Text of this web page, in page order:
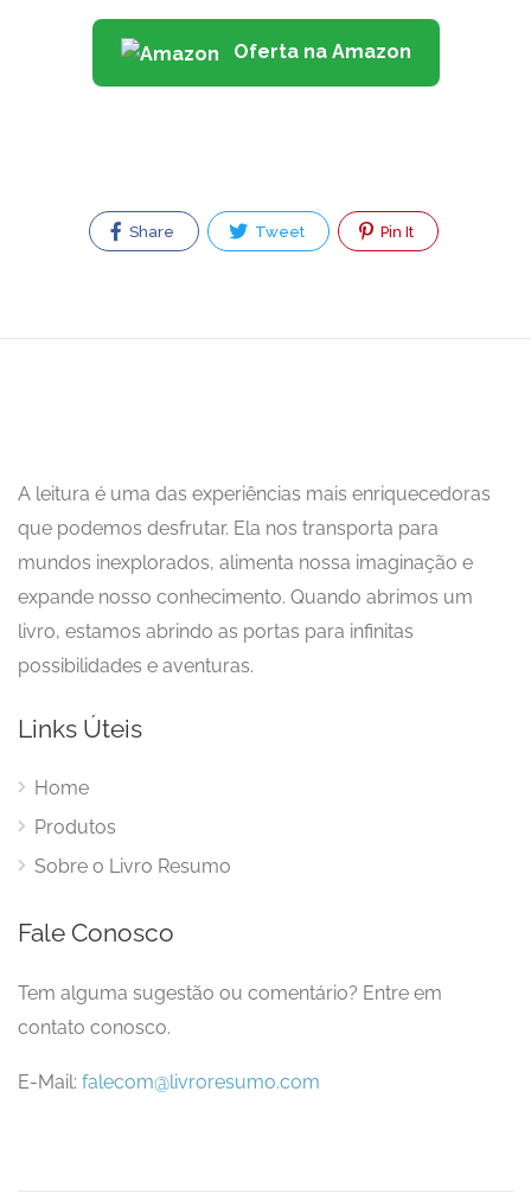
Oferta na Amazon
Share Tweet Pin It
A leitura é uma das experiências mais enriquecedoras
que podemos desfrutar. Ela nos transporta para
mundos inexplorados, alimenta nossa imaginação e
expande nosso conhecimento. Quando abrimos um
livro, estamos abrindo as portas para infinitas
possibilidades e aventuras.
Links Úteis
Home
Produtos
Sobre o Livro Resumo
Fale Conosco
Tem alguma sugestão ou comentário? Entre em
contato conosco.
E-Mail: falecom@livroresumo.com